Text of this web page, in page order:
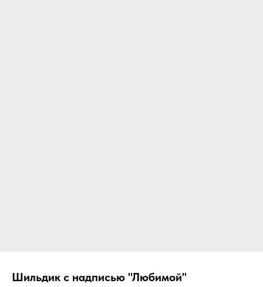
Шильдик с надписью "Любимой"